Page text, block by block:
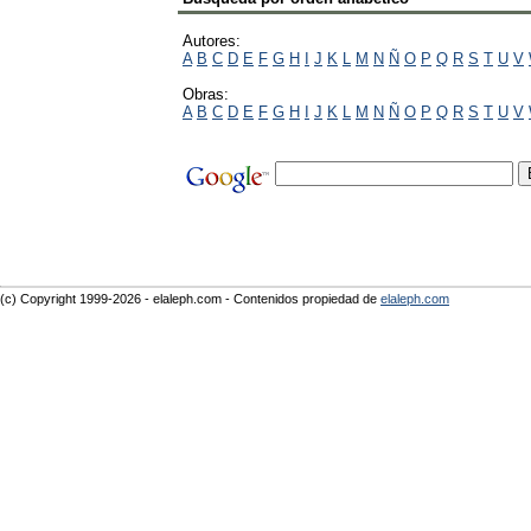
Autores:
A B C D E F G H I J K L M N Ñ O P Q R S T U V
Obras:
A B C D E F G H I J K L M N Ñ O P Q R S T U V
(c) Copyright 1999-2026 - elaleph.com - Contenidos propiedad de elaleph.com